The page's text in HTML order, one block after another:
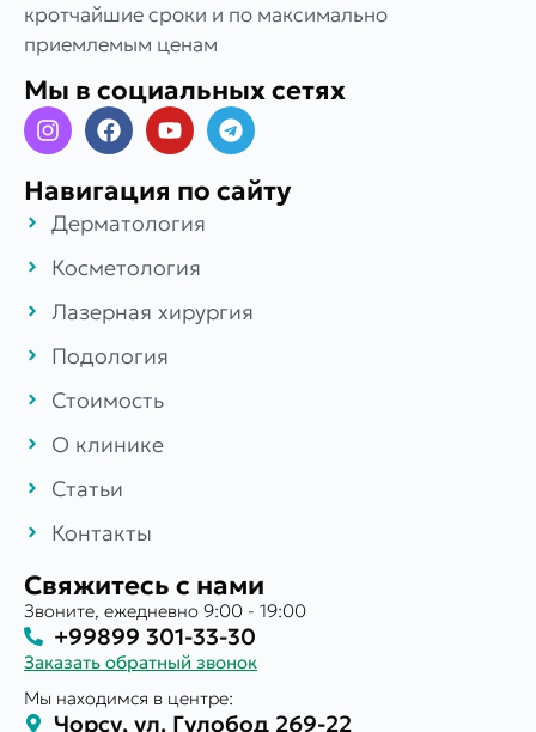
кротчайшие сроки и по максимально
приемлемым ценам
Мы в социальных сетях
Навигация по сайту
Дерматология
Косметология
Лазерная хирургия
Подология
Стоимость
О клинике
Статьи
Контакты
Свяжитесь с нами
Звоните, ежедневно 9:00 - 19:00
+99899 301-33-30
Заказать обратный звонок
Мы находимся в центре:
Чорсу, ул. Гулобод 269-22